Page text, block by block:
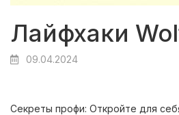
Лайфхаки
09.04.2024
Секреты профи: Откройте для